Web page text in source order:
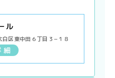
ル
白区東中田６丁目３−１８
細